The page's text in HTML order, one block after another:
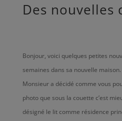
Des nouvelles
Bonjour, voici quelques petites
semaines dans sa nouvelle maison.
Monsieur a décidé comme vous
photo que sous la couette c’est
désigné le lit comme résidence